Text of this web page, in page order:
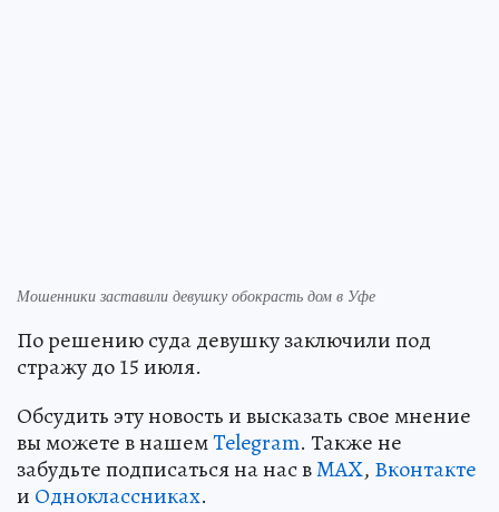
Мошенники заставили девушку обокрасть дом в Уфе
По решению суда девушку заключили под
стражу до 15 июля.
Обсудить эту новость и высказать свое мнение
вы можете в нашемTelegram. Также не
забудьте подписаться на нас вMAX, Вконтакте
и Одноклассниках.